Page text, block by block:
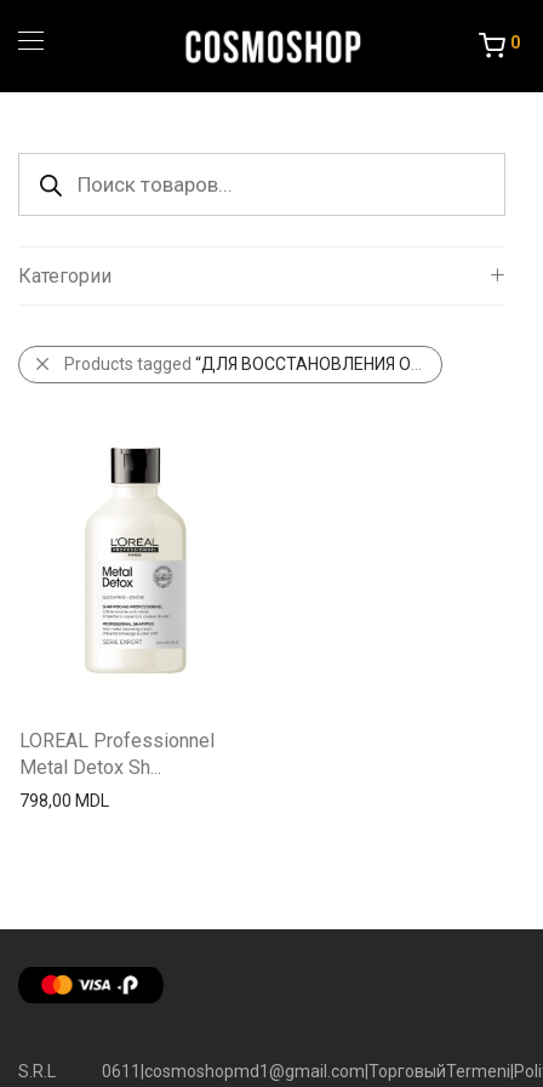
0
Поиск
товаров
Категории
Все
Уход за волосами
Краска и Океслители
Уход и стайлинг
Другие товары
Products tagged “ДЛЯ ВОССТАНОВЛЕНИЯ ОКРАШЕННЫХ ВОЛОС”
LOREAL Professionnel
Metal Detox Sh...
798,00 MDL
S.R.L 0611 cosmoshopmd1@gmail.com ТорговыйTermeni